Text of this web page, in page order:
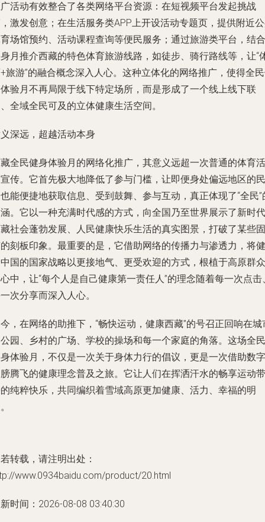
活动有效整合了各类网络平台资源：在短视频平台发起挑战
激发创意；在生活服务类APP上开设活动专题页，提供附近
场馆预约、活动课程查询等便民服务；通过旅游类平台，结合
月推介西藏的特色体育旅游线路，如徒步、骑行路线等，让“
旅游”的融合概念深入人心。这种立体化的网络推广，使得全
验月不再局限于线下特定场所，而是形成了一个线上线下联
全域全民可及的立体健康生活空间。
深远，超越活动本身
全民健身体验月的网络化推广，其意义远超一次普通的体育活
传。它首先极大地降低了参与门槛，让即便身处偏远地区的民
能便捷地获取信息、受到鼓舞、参与互动，真正体现了“全民”
。它以一种充满时代感的方式，向全国乃至世界展示了新时代
社会蓬勃发展、人民健康快乐生活的真实图景，打破了某些固
刻板印象。最重要的是，它借助网络的传播力与渗透力，将健
国的国家战略以更接地气、更受欢迎的方式，根植于高原群众
中，让“每个人是自己健康第一责任人”的理念随着每一次点击
次分享而深入人心。
，在网络的助推下，“畅快运动，健康西藏”的号召正回响在城
园、乡村的广场、学校的操场和每一个家庭的角落。这场全民
体验月，不仅是一次关于身体力行的倡议，更是一次借助数字
腾飞的健康理念普及之旅。它让人们在挥洒汗水的畅享运动带
纯粹快乐，共同编织着雪域高原更加健康、活力、幸福的明
转载，请注明出处：
www.0934baidu.com/product/20.html
时间：2026-08-08 03:40:30